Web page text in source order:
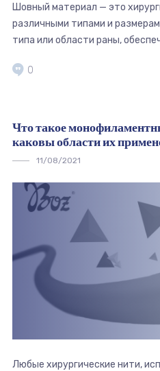
Шовный материал — это
различными типами и
типа или области раны,
0
Что такое
каковы области их
11/08/2021
Любые хирургические нити,